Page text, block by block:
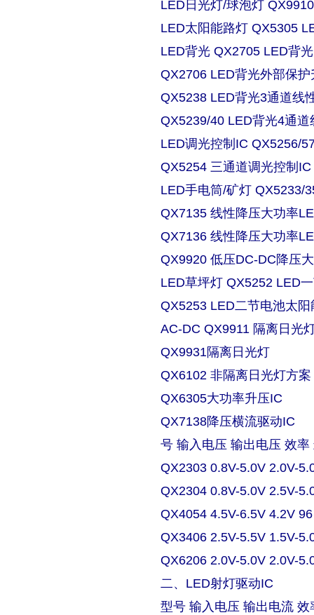
LED日光灯/球泡灯
LED太阳能路灯 QX5305
LED背光 QX2705 LED背
QX2706 LED背光外部保
QX5238 LED背光3通道线
QX5239/40 LED背光4通
LED调光控制IC QX5256/
QX5254 三通道调光控制
LED手电筒/矿灯 QX5233/
QX7135 线性降压大功率
QX7136 线性降压大功率
QX9920 低压DC-DC降压
LED草坪灯 QX5252 LED
QX5253 LED二节电池太
AC-DC QX9911 隔离日光
QX9931隔离日光灯
QX6102 非隔离日光灯方案
QX6305大功率升压IC
QX7138降压横流驱动IC
号 输入电压 输出电压 效率
QX2303 0.8V-5.0V 2.0V-
QX2304 0.8V-5.0V 2.5V-
QX4054 4.5V-6.5V 4.2V
QX3406 2.5V-5.5V 1.5V-
QX6206 2.0V-5.0V 2.0V-
二、LED射灯驱动IC
型号 输入电压 输出电流 效